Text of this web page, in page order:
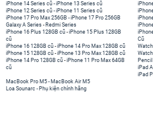
iPhone 14 Series cũ -iPhone 13 Series cũ
iPhone 12 Series cũ -iPhone 11 Series cũ
iPhone 17 Pro Max 256GB -iPhone 17 Pro 256GB
Galaxy A Series - Redmi Series
iPhone 16 Plus 128GB cũ -iPhone 15 Plus 128GB
cũ
iPhone 16 128GB cũ -iPhone 14 Pro Max 128GB cũ
iPhone 15 128GB cũ -iPhone 13 Pro Max 128GB cũ
iPhone 14 Pro 128GB cũ -iPhone 11 Pro Max 64GB
cũ
Cũ
Watch
iPad
iPad
MacBook Pro M5 - MacBook Air M5
Loa Sounarc - Phụ kiện chính hãng